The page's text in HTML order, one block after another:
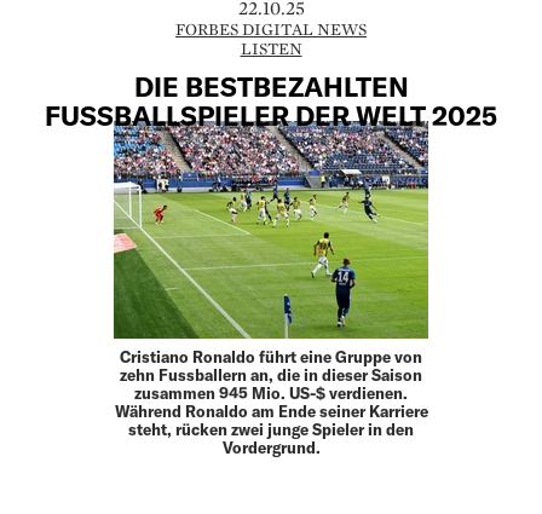
22.10.25
FORBES DIGITAL NEWS
LISTEN
DIE BESTBEZAHLTEN
FUSSBALLSPIELER DER WELT 2025
Cristiano Ronaldo führt eine Gruppe von
zehn Fussballern an, die in dieser Saison
zusammen 945 Mio. US-$ verdienen.
Während Ronaldo am Ende seiner Karriere
steht, rücken zwei junge Spieler in den
Vordergrund.